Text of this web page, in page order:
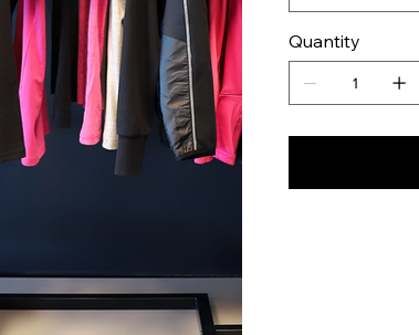
Quantity